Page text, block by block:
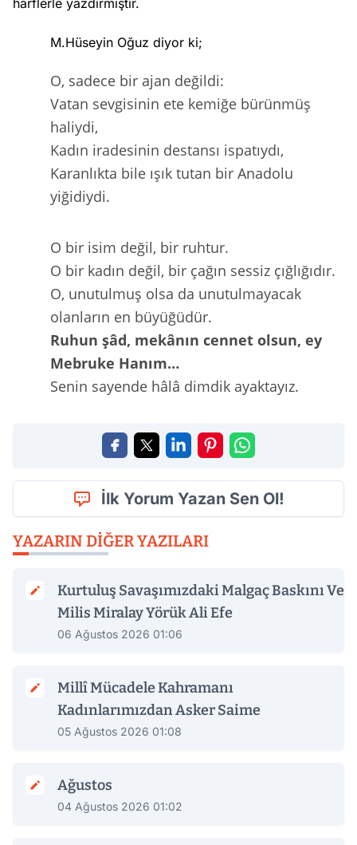
harflerle yazdırmıştır.
M.Hüseyin Oğuz diyor ki;
O, sadece bir ajan değildi:
Vatan sevgisinin ete kemiğe bürünmüş
haliydi,
Kadın iradesinin destansı ispatıydı,
Karanlıkta bile ışık tutan bir Anadolu
yiğidiydi.
O bir isim değil, bir ruhtur.
O bir kadın değil, bir çağın sessiz çığlığıdır.
O, unutulmuş olsa da unutulmayacak
olanların en büyüğüdür.
Ruhun şâd, mekânın cennet olsun, ey
Mebruke Hanım…
Senin sayende hâlâ dimdik ayaktayız.
İlk Yorum Yazan Sen Ol!
YAZARIN DIĞER YAZILARI
Kurtuluş Savaşımızdaki Malgaç Baskını Ve
Milis Miralay Yörük Ali Efe
06 Ağustos 2026 01:06
Millî Mücadele Kahramanı
Kadınlarımızdan Asker Saime
05 Ağustos 2026 01:08
Ağustos
04 Ağustos 2026 01:02